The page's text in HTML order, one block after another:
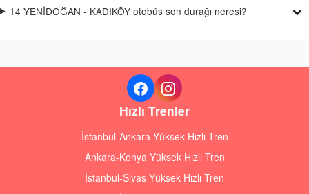
14 YENİDOĞAN - KADIKÖY otobüs son durağı neresi?
Hızlı Trenler
İstanbul-Ankara Yüksek Hızlı Tren
Ankara-Konya Yüksek Hızlı Tren
İstanbul-Sivas Yüksek Hızlı Tren